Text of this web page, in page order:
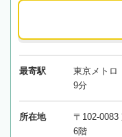
最寄駅
東京メトロ
9分
所在地
〒102-
6階